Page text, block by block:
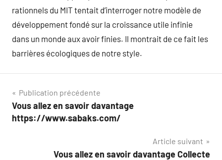
rationnels du MIT tentait d’interroger notre modèle de
développement fondé sur la croissance utile infinie
dans un monde aux avoir finies. Il montrait de ce fait les
barrières écologiques de notre style.
Navigation
de
Publication précédente
Vous allez en savoir davantage
https://www.sabaks.com/
Article suivant
Vous allez en savoir davantage Collecte